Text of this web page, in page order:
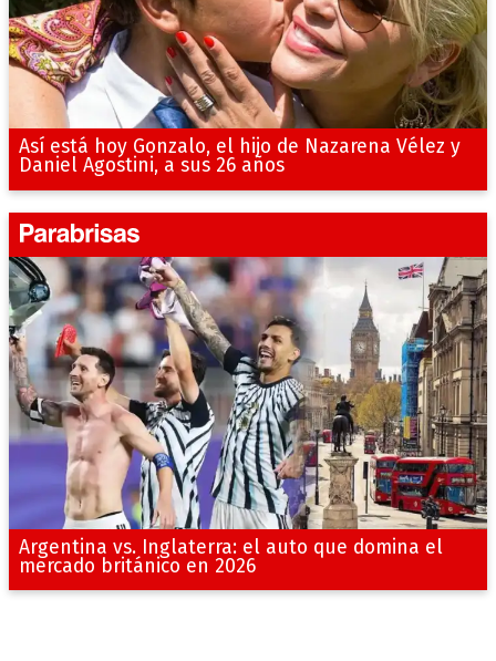
Así está hoy Gonzalo, el hijo de Nazarena Vélez y
Daniel Agostini, a sus 26 años
Argentina vs. Inglaterra: el auto que domina el
mercado británico en 2026